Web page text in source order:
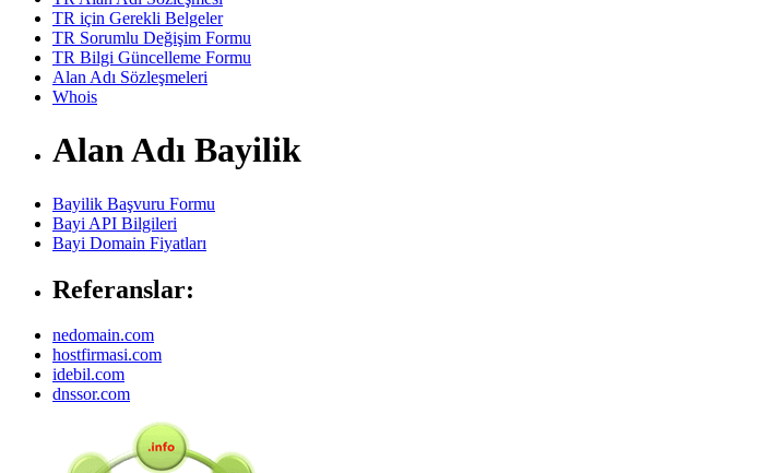
TR için Gerekli Belgeler
TR Sorumlu Değişim Formu
TR Bilgi Güncelleme Formu
Alan Adı Sözleşmeleri
Whois
Alan Adı Bayilik
Bayilik Başvuru Formu
Bayi API Bilgileri
Bayi Domain Fiyatları
Referanslar:
nedomain.com
hostfirmasi.com
idebil.com
dnssor.com